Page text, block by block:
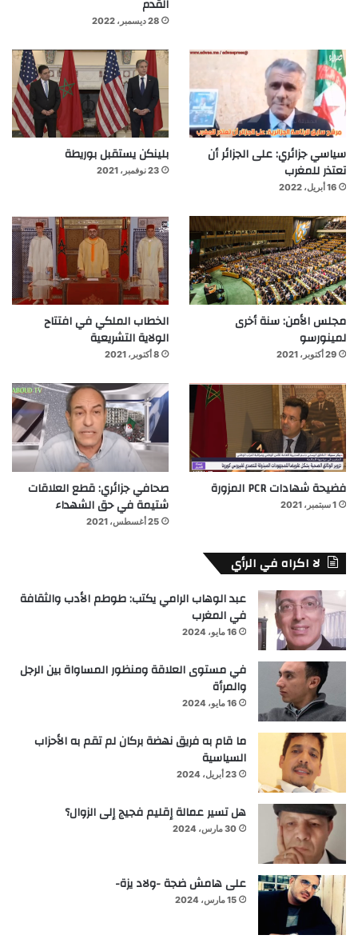
القدم
28 ديسمبر، 2022
سياسي جزائري: على الجزائر أن
تعتذر للمغرب
16 أبريل، 2022
بلينكن يستقبل بوريطة
23 نوفمبر، 2021
مجلس الأمن: سنة أخرى
لمينورسو
29 أكتوبر، 2021
الخطاب الملكي في افتتاح
الولاية التشريعية
8 أكتوبر، 2021
فضيحة شهادات PCR المزورة
1 سبتمبر، 2021
صحافي جزائري: قطع العلاقات
شتيمة في حق الشهداء
25 أغسطس، 2021
لا اكراه في الرأي
عبد الوهاب الرامي يكتب: طوطم الأدب والثقافة
في المغرب
16 مايو، 2024
في مستوى العلاقة ومنظور المساواة بين الرجل
والمرأة
16 مايو، 2024
ما قام به فريق نهضة بركان لم تقم به الأحزاب
السياسية
23 أبريل، 2024
هل تسير عمالة إقليم فجيج إلى الزوال؟
30 مارس، 2024
على هامش ضجة -ولاد يزة-
15 مارس، 2024